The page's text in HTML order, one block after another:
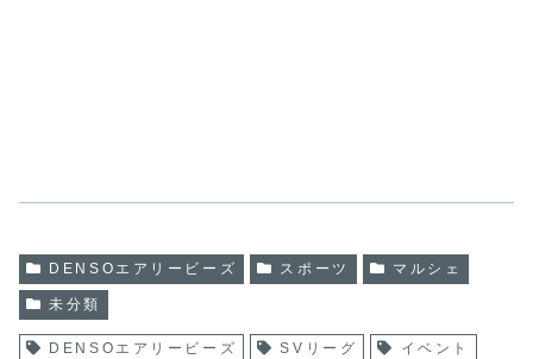
DENSOエアリービーズ スポーツ マルシェ
未分類
DENSOエアリービーズ SVリーグ イベント